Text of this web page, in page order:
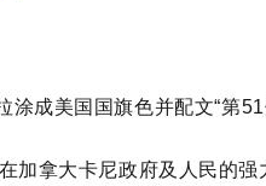
成美国国旗色并配文“第51
拿大卡尼政府及人民的强